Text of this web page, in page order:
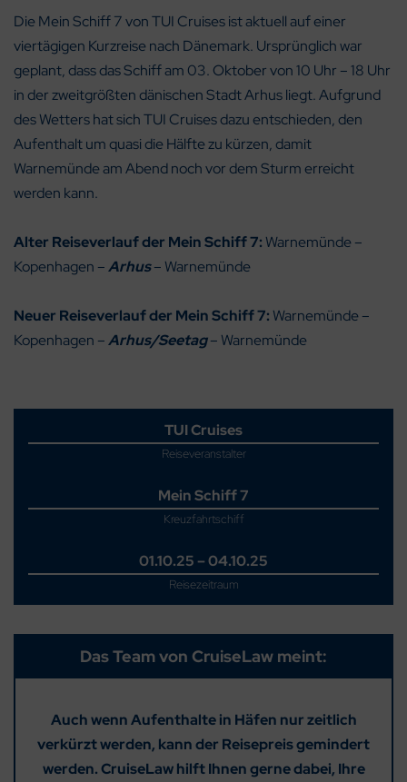
Die Mein Schiff 7 von TUI Cruises ist aktuell auf einer
viertägigen Kurzreise nach Dänemark. Ursprünglich war
geplant, dass das Schiff am 03. Oktober von 10 Uhr – 18 Uhr
in der zweitgrößten dänischen Stadt Arhus liegt. Aufgrund
des Wetters hat sich TUI Cruises dazu entschieden, den
Aufenthalt um quasi die Hälfte zu kürzen, damit
Warnemünde am Abend noch vor dem Sturm erreicht
werden kann.
Alter Reiseverlauf der Mein Schiff 7: Warnemünde –
Kopenhagen –Arhus– Warnemünde
Neuer Reiseverlauf der Mein Schiff 7: Warnemünde –
Kopenhagen –Arhus/Seetag– Warnemünde
TUI Cruises
Reiseveranstalter
Mein Schiff 7
Kreuzfahrtschiff
01.10.25 – 04.10.25
Reisezeitraum
Das Team von CruiseLaw meint:
Auch wenn Aufenthalte in Häfen nur zeitlich
verkürzt werden, kann der Reisepreis gemindert
werden. CruiseLaw hilft Ihnen gerne dabei, Ihre